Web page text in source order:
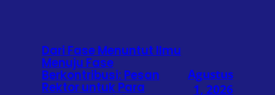
Dari Fase Menuntut Ilmu
Menuju Fase
Berkontribusi: Pesan
Rektor untuk Para
Agustus
1, 2026